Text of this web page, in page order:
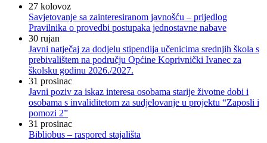
27 kolovoz
Savjetovanje sa zainteresiranom javnošću – prijedlog
Pravilnika o provedbi postupaka jednostavne nabave
30 rujan
Javni natječaj za dodjelu stipendija učenicima srednjih škola s
prebivalištem na području Općine Koprivnički Ivanec za
školsku godinu 2026./2027.
31 prosinac
Javni poziv za iskaz interesa osobama starije životne dobi i
osobama s invaliditetom za sudjelovanje u projektu “Zaposli i
pomozi 2”
31 prosinac
Bibliobus – raspored stajališta